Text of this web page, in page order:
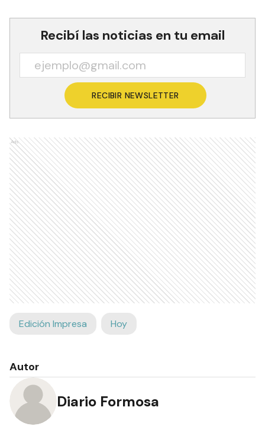
Recibí las noticias en tu email
RECIBIR NEWSLETTER
Ads
Edición Impresa Hoy
Autor
Diario Formosa